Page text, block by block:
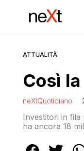
ATTUALITÀ
Così
neXtQuotidiano
Investitori in fila
ha ancora 18